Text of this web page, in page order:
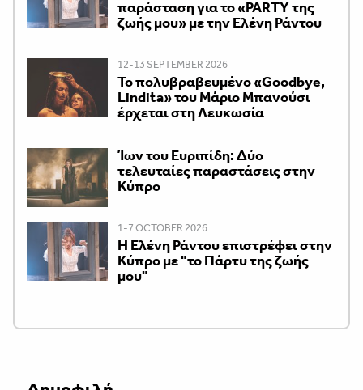
παράσταση για το «PARTY της
ζωής μου» με την Ελένη Ράντου
12-13 SEPTEMBER 2026
Το πολυβραβευμένο «Goodbye,
Lindita» του Μάριο Μπανούσι
έρχεται στη Λευκωσία
Ίων του Ευριπίδη: Δύο
τελευταίες παραστάσεις στην
Κύπρο
1-7 OCTOBER 2026
H Ελένη Ράντου επιστρέφει στην
Κύπρο με "το Πάρτυ της ζωής
μου"